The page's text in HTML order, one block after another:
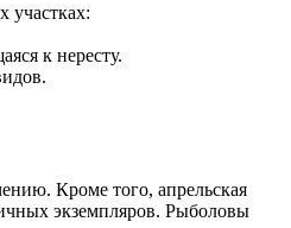
участках:
к нересту.
Кроме того, апрельская
экземпляров. Рыболовы